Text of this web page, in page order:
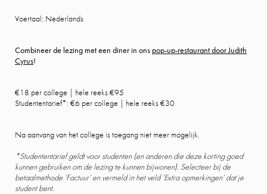
Voertaal: Nederlands
Combineer de lezing met een diner in ons pop-up-restaurant door Judith
Cyrus!
€18 per college | hele reeks €95
Studententarief*: €6 per college | hele reeks €30
Na aanvang van het college is toegang niet meer mogelijk.
*Studententarief geldt voor studenten (en anderen die deze korting goed
kunnen gebruiken om de lezing te kunnen bijwonen). Selecteer bij de
betaalmethode ‘Factuur’ en vermeld in het veld ‘Extra opmerkingen’ dat je
student bent.